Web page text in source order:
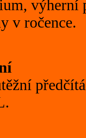
výherní
v ročence.